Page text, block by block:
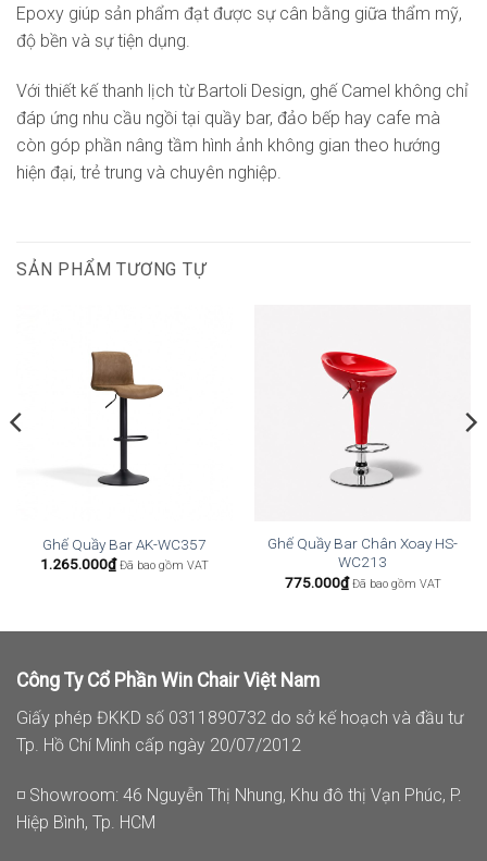
Epoxy giúp sản phẩm đạt được sự cân bằng giữa thẩm mỹ,
độ bền và sự tiện dụng.
Với thiết kế thanh lịch từ Bartoli Design, ghế Camel không chỉ
đáp ứng nhu cầu ngồi tại quầy bar, đảo bếp hay cafe mà
còn góp phần nâng tầm hình ảnh không gian theo hướng
hiện đại, trẻ trung và chuyên nghiệp.
SẢN PHẨM TƯƠNG TỰ
Ghế Quầy Bar AK-WC357
1.265.000₫ Đã bao gồm VAT
Ghế Quầy Bar Chân Xoay HS-
WC213
775.000₫ Đã bao gồm VAT
Công Ty Cổ Phần Win Chair Việt Nam
Giấy phép ĐKKD số 0311890732 do sở kế hoạch và đầu tư
Tp. Hồ Chí Minh cấp ngày 20/07/2012
◽ Showroom: 46 Nguyễn Thị Nhung, Khu đô thị Vạn Phúc, P.
Hiệp Bình, Tp. HCM